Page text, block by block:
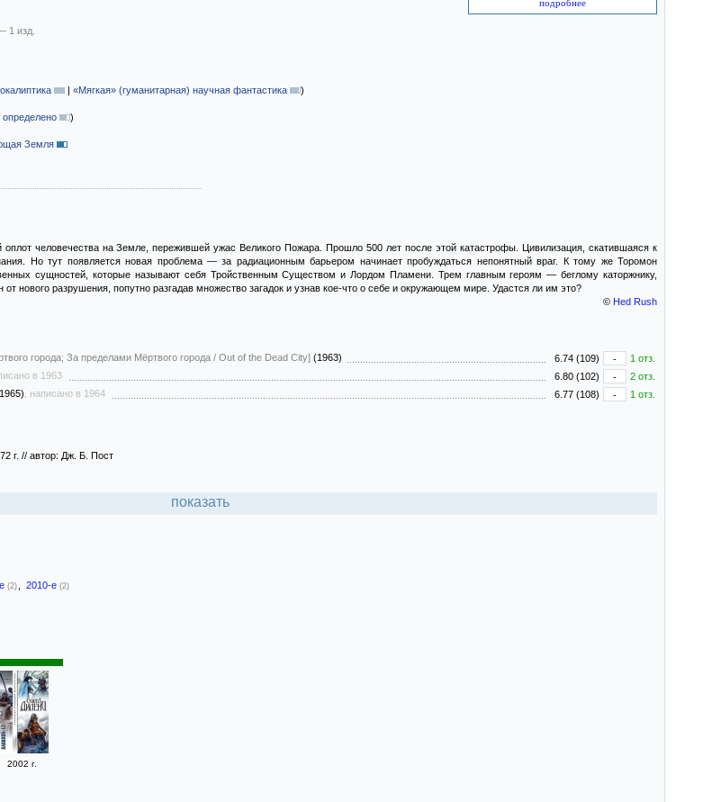
подробнее
1 изд.
| «Мягкая» (гуманитарная) научная фантастика
)
определено
)
Земля
человечества на Земле, пережившей ужас Великого Пожара. Прошло 500 лет после этой катастрофы. Цивилизация, скатившаяся к
Но тут появляется новая проблема — за радиационным барьером начинает пробуждаться непонятный враг. К тому же Торомон
сущностей, которые называют себя Тройственным Существом и Лордом Пламени. Трем главным героям — беглому каторжнику,
от нового разрушения, попутно разгадав множество загадок и узнав кое-что о себе и окружающем мире. Удастся ли им это?
© Hed Rush
города; За пределами Мёртвого города / Out of the Dead City] (1963) 6.74 (109) -
1 отз.
в 1963 6.80 (102) -
2 отз.
, написано в 1964 6.77 (108) - 1 отз.
г. // автор: Дж. Б. Пост
показать
(2) 2010-е (2)
2002 г.